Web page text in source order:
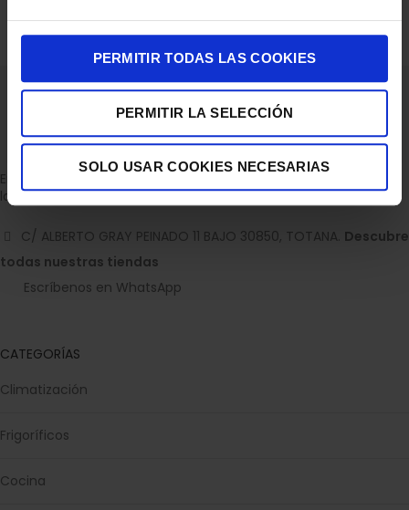
PERMITIR TODAS LAS COOKIES
PERMITIR LA SELECCIÓN
SOLO USAR COOKIES NECESARIAS
29,00€
Empresa dedicada a la venta de accesorios para el hogar con
la experiencia de 36 años.
C/ ALBERTO GRAY PEINADO 11 BAJO 30850, TOTANA. Descubre
todas nuestras tiendas
Escríbenos en WhatsApp
CATEGORÍAS
Climatización
Frigoríficos
Cocina